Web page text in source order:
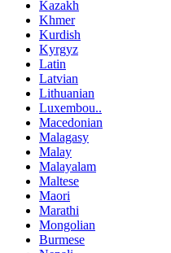
Kazakh
Khmer
Kurdish
Kyrgyz
Latin
Latvian
Lithuanian
Luxembou..
Macedonian
Malagasy
Malay
Malayalam
Maltese
Maori
Marathi
Mongolian
Burmese